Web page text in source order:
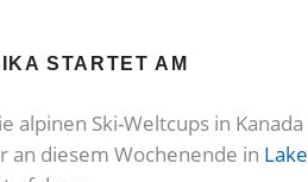
STARTET AM
alpinen Ski-Weltcups in Kanada
an diesem Wochenende in Lake